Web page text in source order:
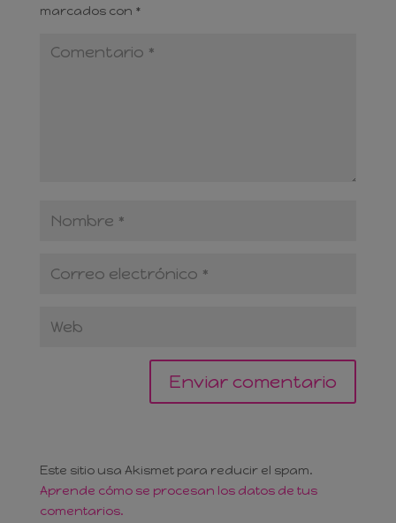
marcados con *
Este sitio usa Akismet para reducir el spam.
Aprende cómo se procesan los datos de tus
comentarios.